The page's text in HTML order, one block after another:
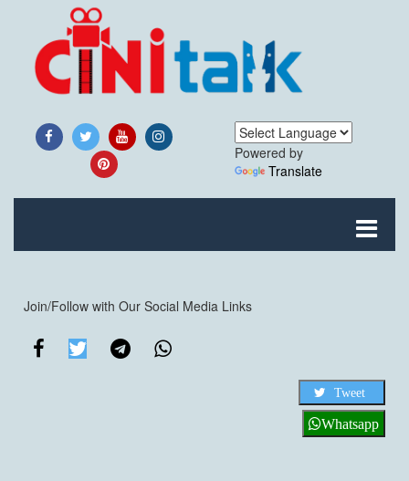
Powered by
Translate
Join/Follow with Our Social Media Links
Tweet
Whatsapp